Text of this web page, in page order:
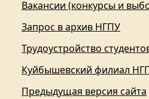
Вакансии (конкурсы и
Запрос в архив НГПУ
Трудоустройство
Куйбышевский филиал
Предыдущая версия сайта